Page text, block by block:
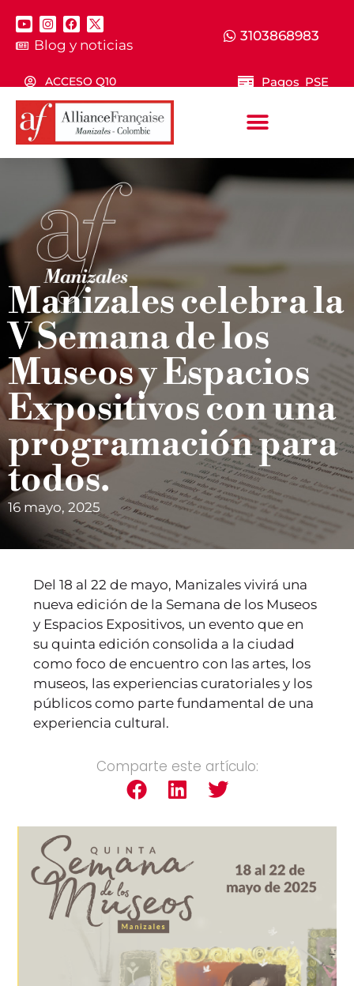
Blog y noticias
3103868983
ACCESO Q10 Pagos PSE
Manizales celebra la
V Semana de los
Museos y Espacios
Expositivos con una
programación para
todos.
16 mayo, 2025
Del 18 al 22 de mayo, Manizales vivirá una
nueva edición de la Semana de los Museos
y Espacios Expositivos, un evento que en
su quinta edición consolida a la ciudad
como foco de encuentro con las artes, los
museos, las experiencias curatoriales y los
públicos como parte fundamental de una
experiencia cultural.
Comparte este artículo: